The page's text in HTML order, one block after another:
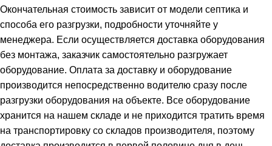
Окончательная стоимость зависит от модели септика и
способа его разгрузки, подробности уточняйте у
менеджера. Если осуществляется доставка оборудования
без монтажа, заказчик самостоятельно разгружает
оборудование. Оплата за доставку и оборудование
производится непосредственно водителю сразу после
разгрузки оборудования на объекте. Все оборудование
хранится на нашем складе и не приходится тратить время
на транспортировку со складов производителя, поэтому